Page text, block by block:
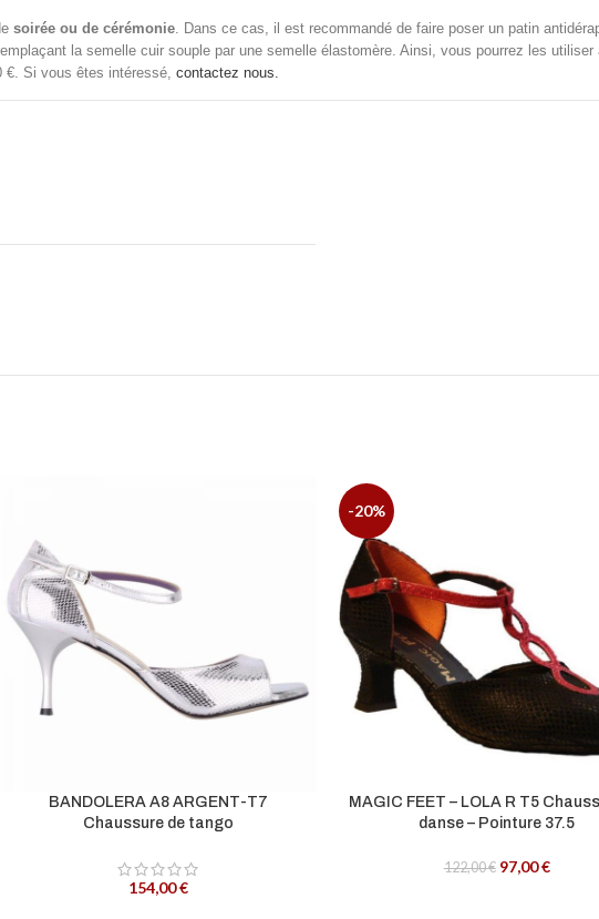
soirée ou de cérémonie . Dans ce cas, il est recommandé de faire poser un patin
la semelle cuir souple par une semelle élastomère. Ainsi, vous pourrez les utiliser
€. Si vous êtes intéressé, contactez nous.
BANDOLERA A8 ARGENT-T7
Chaussure de tango
154,00€
-20%
MAGIC FEET – LOLA R T5
danse – Pointure 37.5
122,00€ 97,00€